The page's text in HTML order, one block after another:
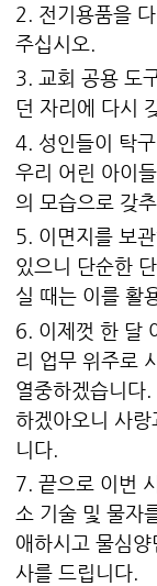
2. 전기용품을
주십시오.
3. 교회 공용 도
던 자리에 다시
4. 성인들이 탁
우리 어린 아이
의 모습으로 갖
5. 이면지를 보
있으니 단순한
실 때는 이를 활
6. 이제껏 한 달
리 업무 위주로
열중하겠습니다
하겠아오니 사
니다.
7. 끝으로 이번
소 기술 및 물자
애하시고 물심
사를 드립니다.